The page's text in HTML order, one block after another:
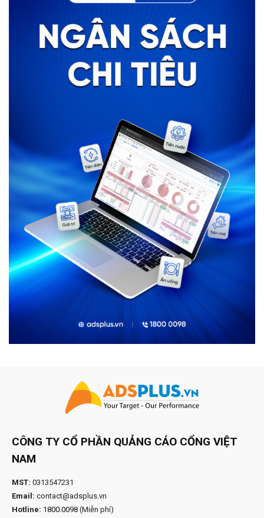
CÔNG TY CỔ PHẦN QUẢNG CÁO CỔNG VIỆT
NAM
MST: 0313547231
Email: contact@adsplus.vn
Hotline: 1800.0098 (Miễn phí)